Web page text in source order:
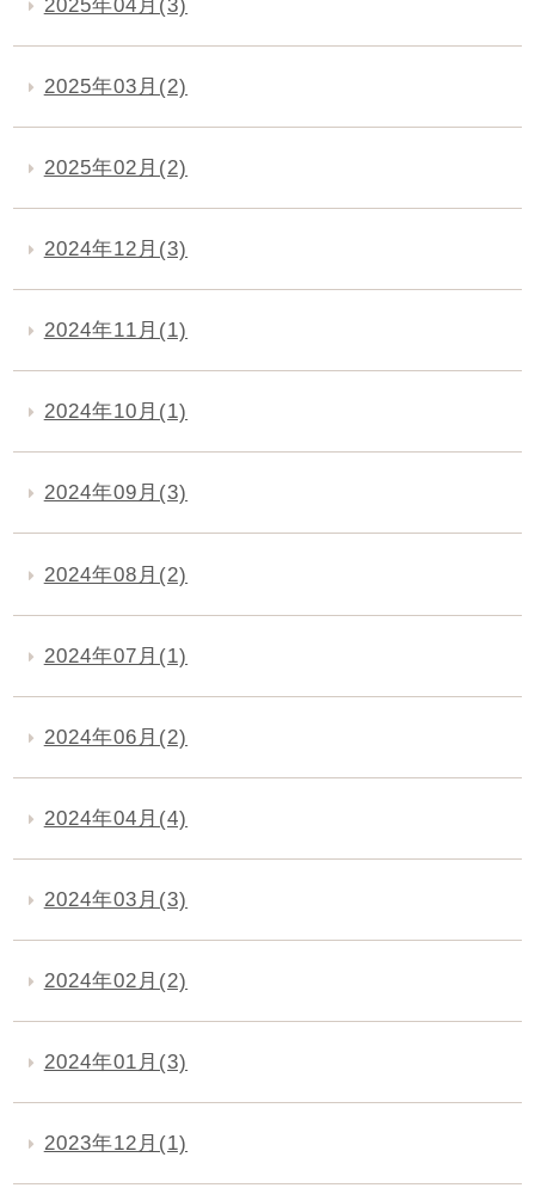
2025年04月(3)
2025年03月(2)
2025年02月(2)
2024年12月(3)
2024年11月(1)
2024年10月(1)
2024年09月(3)
2024年08月(2)
2024年07月(1)
2024年06月(2)
2024年04月(4)
2024年03月(3)
2024年02月(2)
2024年01月(3)
2023年12月(1)